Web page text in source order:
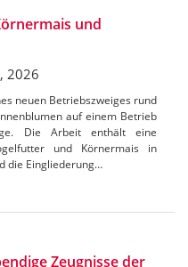
und
2026
neuen Betriebszweiges rund
auf einem Betrieb
Die Arbeit enthält eine
und Körnermais in
die Eingliederung…
Zeugnisse der